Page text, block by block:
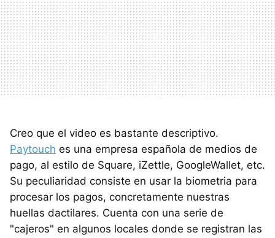
Creo que el video es bastante descriptivo.
Paytouch es una empresa española de medios de
pago, al estilo de Square, iZettle, GoogleWallet, etc.
Su peculiaridad consiste en usar la biometria para
procesar los pagos, concretamente nuestras
huellas dactilares. Cuenta con una serie de
"cajeros" en algunos locales donde se registran las